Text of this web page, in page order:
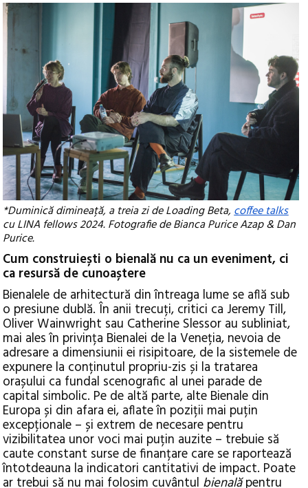
*Duminică dimineață, a treia zi de Loading Beta,coffee talks
cu LINA fellows 2024. Fotografie de Bianca Purice Azap & Dan
Purice.
Cum construiești o bienală nu ca un eveniment, ci
ca resursă de cunoaștere
Bienalele de arhitectură din întreaga lume se află sub
o presiune dublă. În anii trecuți, critici ca Jeremy Till,
Oliver Wainwright sau Catherine Slessor au subliniat,
mai ales în privința Bienalei de la Veneția, nevoia de
adresare a dimensiunii ei risipitoare, de la sistemele de
expunere la conținutul propriu-zis și la tratarea
orașului ca fundal scenografic al unei parade de
capital simbolic. Pe de altă parte, alte Bienale din
Europa și din afara ei, aflate în poziții mai puțin
excepționale – și extrem de necesare pentru
vizibilitatea unor voci mai puțin auzite – trebuie să
caute constant surse de finanțare care se raportează
întotdeauna la indicatori cantitativi de impact. Poate
ar trebui să nu mai folosim cuvântul bienalăpentru